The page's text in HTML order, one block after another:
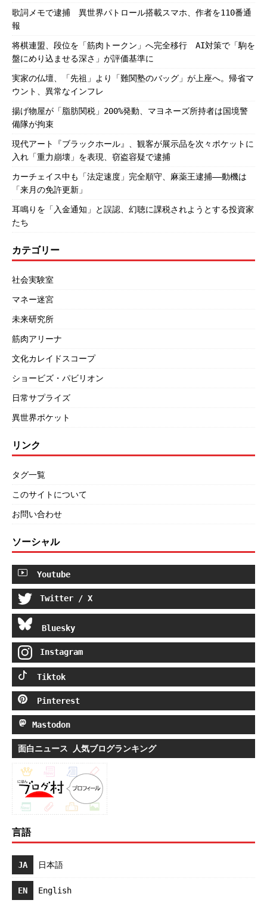
歌詞メモで逮捕 異世界パトロール搭載スマホ、作者を110番通
報
将棋連盟、段位を「筋肉トークン」へ完全移行 AI対策で「駒を
盤にめり込ませる深さ」が評価基準に
実家の仏壇、「先祖」より「難関塾のバッグ」が上座へ。帰省マ
ウント、異常なインフレ
揚げ物屋が「脂肪関税」200%発動、マヨネーズ所持者は国境警
備隊が拘束
現代アート『ブラックホール』、観客が展示品を次々ポケットに
入れ「重力崩壊」を表現、窃盗容疑で逮捕
カーチェイス中も「法定速度」完全順守、麻薬王逮捕――動機は
「来月の免許更新」
耳鳴りを「入金通知」と誤認、幻聴に課税されようとする投資家
たち
カテゴリー
社会実験室
マネー迷宮
未来研究所
筋肉アリーナ
文化カレイドスコープ
ショービズ・パビリオン
日常サプライズ
異世界ポケット
リンク
タグ一覧
このサイトについて
お問い合わせ
ソーシャル
Youtube
Twitter / X
Bluesky
Instagram
Tiktok
Pinterest
Mastodon
面白ニュース 人気ブログランキング
言語
JA 日本語
EN English